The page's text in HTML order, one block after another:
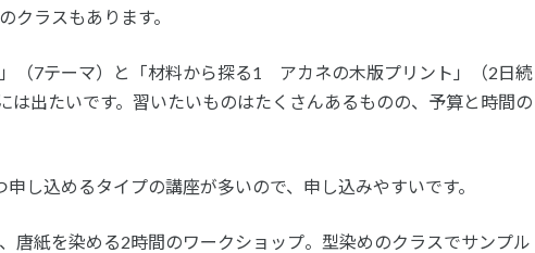
クラスもあります。
（7テーマ）と「材料から探る1 アカネの木版プリント」（2日続
は出たいです。習いたいものはたくさんあるものの、予算と時間の
し込めるタイプの講座が多いので、申し込みやすいです。
唐紙を染める2時間のワークショップ。型染めのクラスでサンプル